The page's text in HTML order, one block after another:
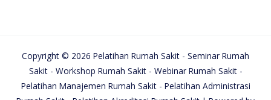
Copyright © 2026 Pelatihan Rumah Sakit - Seminar Rumah
Sakit - Workshop Rumah Sakit - Webinar Rumah Sakit -
Pelatihan Manajemen Rumah Sakit - Pelatihan Administrasi